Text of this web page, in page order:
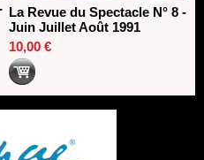
La Revue du Spectacle N° 8 -
Juin Juillet Août 1991
10,00 €